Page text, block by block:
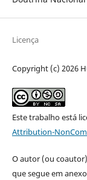
Licença
Copyright (c) 2026
Este trabalho está
Attribution-
O autor (ou
que segue em